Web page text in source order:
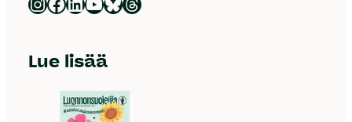
Lue lisää